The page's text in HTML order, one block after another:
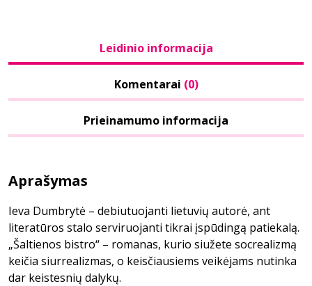
Leidinio informacija
Komentarai (0)
Prieinamumo informacija
Aprašymas
Ieva Dumbrytė – debiutuojanti lietuvių autorė, ant
literatūros stalo serviruojanti tikrai įspūdingą patiekalą.
„Šaltienos bistro“ – romanas, kurio siužete socrealizmą
keičia siurrealizmas, o keisčiausiems veikėjams nutinka
dar keistesnių dalykų.